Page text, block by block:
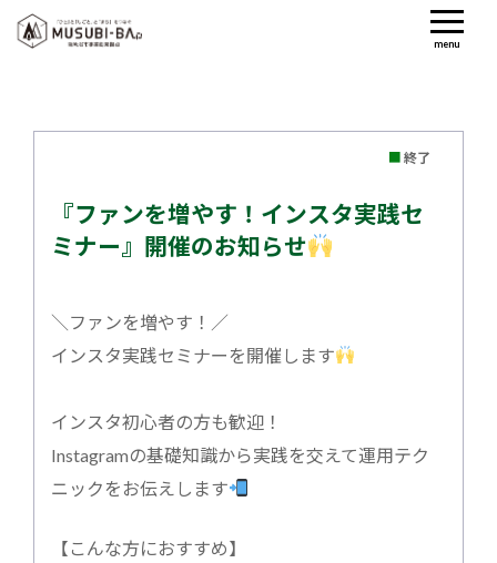
menu
■終了
『ファンを増やす！インスタ実践セ
ミナー』開催のお知らせ
＼ファンを増やす！／
インスタ実践セミナーを開催します
インスタ初心者の方も歓迎！
Instagramの基礎知識から実践を交えて運用テク
ニックをお伝えします
【こんな方におすすめ】